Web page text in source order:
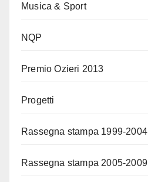
Musica & Sport
NQP
Premio Ozieri 2013
Progetti
Rassegna stampa 1999-2004
Rassegna stampa 2005-2009